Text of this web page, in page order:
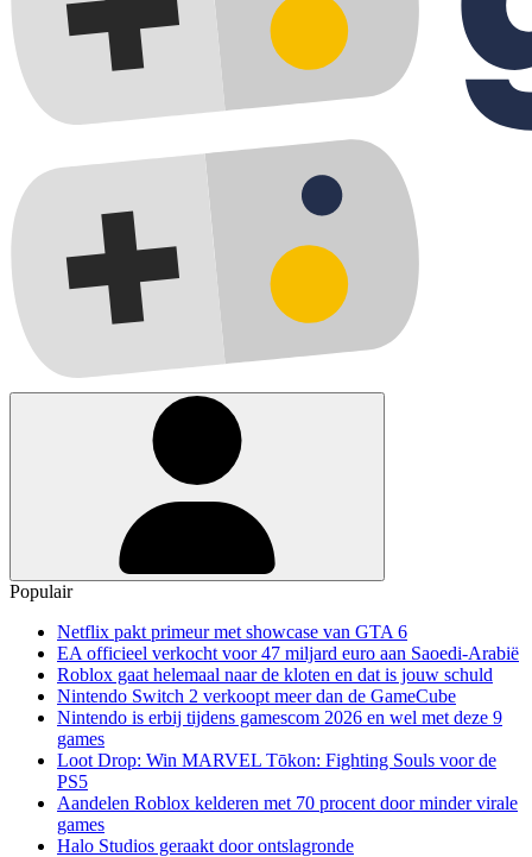
Populair
Netflix pakt primeur met showcase van GTA 6
EA officieel verkocht voor 47 miljard euro aan Saoedi-Arabië
Roblox gaat helemaal naar de kloten en dat is jouw schuld
Nintendo Switch 2 verkoopt meer dan de GameCube
Nintendo is erbij tijdens gamescom 2026 en wel met deze 9
games
Loot Drop: Win MARVEL Tōkon: Fighting Souls voor de
PS5
Aandelen Roblox kelderen met 70 procent door minder virale
games
Halo Studios geraakt door ontslagronde